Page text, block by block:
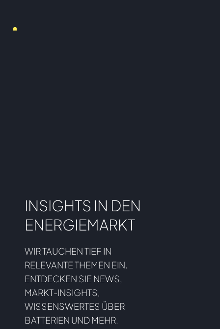
INSIGHTS IN DEN
ENERGIEMARKT
WIR TAUCHEN TIEF IN
RELEVANTE THEMEN EIN.
ENTDECKEN SIE NEWS,
MARKT-INSIGHTS,
WISSENSWERTES ÜBER
BATTERIEN UND MEHR.